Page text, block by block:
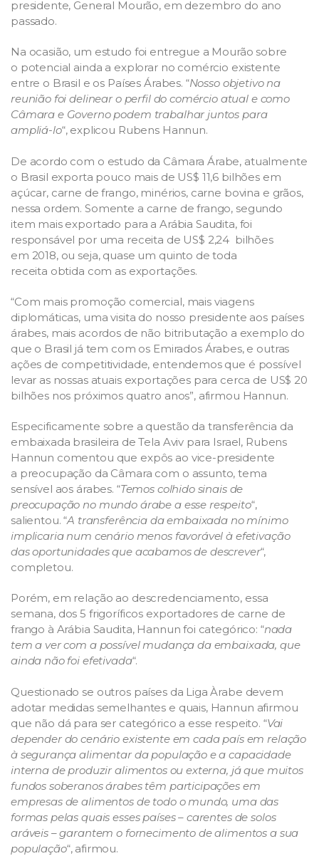
presidente, General Mourão, em dezembro do ano
passado.
Na ocasião, um estudo foi entregue a Mourão sobre
o potencial ainda a explorar no comércio existente
entre o Brasil e os Países Árabes. “Nosso objetivo na
reunião foi delinear o perfil do comércio atual e como
Câmara e Governo podem trabalhar juntos para
ampliá-lo“, explicou Rubens Hannun.
De acordo com o estudo da Câmara Árabe, atualmente
o Brasil exporta pouco mais de US$ 11,6 bilhões em
açúcar, carne de frango, minérios, carne bovina e grãos,
nessa ordem. Somente a carne de frango, segundo
item mais exportado para a Arábia Saudita, foi
responsável por uma receita de US$ 2,24 bilhões
em 2018, ou seja, quase um quinto de toda
receita obtida com as exportações.
“Com mais promoção comercial, mais viagens
diplomáticas, uma visita do nosso presidente aos países
árabes, mais acordos de não bitributação a exemplo do
que o Brasil já tem com os Emirados Árabes, e outras
ações de competitividade, entendemos que é possível
levar as nossas atuais exportações para cerca de US$ 20
bilhões nos próximos quatro anos”, afirmou Hannun.
Especificamente sobre a questão da transferência da
embaixada brasileira de Tela Aviv para Israel, Rubens
Hannun comentou que expôs ao vice-presidente
a preocupação da Câmara com o assunto, tema
sensível aos árabes. “Temos colhido sinais de
preocupação no mundo árabe a esse respeito“,
salientou. “A transferência da embaixada no mínimo
implicaria num cenário menos favorável à efetivação
das oportunidades que acabamos de descrever“,
completou.
Porém, em relação ao descredenciamento, essa
semana, dos 5 frigoríficos exportadores de carne de
frango à Arábia Saudita, Hannun foi categórico: “nada
tem a ver com a possível mudança da embaixada, que
ainda não foi efetivada“.
Questionado se outros países da Liga Àrabe devem
adotar medidas semelhantes e quais, Hannun afirmou
que não dá para ser categórico a esse respeito. “Vai
depender do cenário existente em cada país em relação
à segurança alimentar da população e a capacidade
interna de produzir alimentos ou externa, já que muitos
fundos soberanos árabes têm participações em
empresas de alimentos de todo o mundo, uma das
formas pelas quais esses países – carentes de solos
aráveis – garantem o fornecimento de alimentos a sua
população“, afirmou.